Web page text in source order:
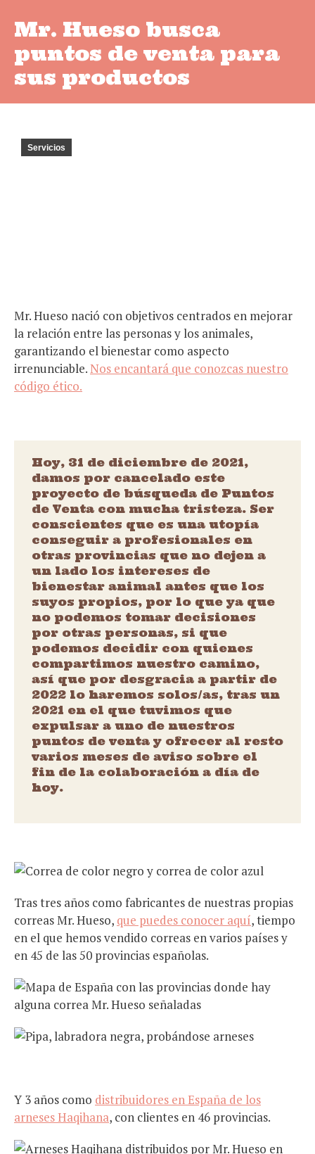
Mr. Hueso busca
puntos de venta para
sus productos
Servicios
Mr. Hueso nació con objetivos centrados en mejorar
la relación entre las personas y los animales,
garantizando el bienestar como aspecto
irrenunciable.Nos encantará que conozcas nuestro
código ético.
Hoy, 31 de diciembre de 2021,
damos por cancelado este
proyecto de búsqueda de Puntos
de Venta con mucha tristeza. Ser
conscientes que es una utopía
conseguir a profesionales en
otras provincias que no dejen a
un lado los intereses de
bienestar animal antes que los
suyos propios, por lo que ya que
no podemos tomar decisiones
por otras personas, si que
podemos decidir con quienes
compartimos nuestro camino,
así que por desgracia a partir de
2022 lo haremos solos/as, tras un
2021 en el que tuvimos que
expulsar a uno de nuestros
puntos de venta y ofrecer al resto
varios meses de aviso sobre el
fin de la colaboración a día de
hoy.
Tras tres años como fabricantes de nuestras propias
correas Mr. Hueso, que puedes conocer aquí, tiempo
en el que hemos vendido correas en varios países y
en 45 de las 50 provincias españolas.
Y 3 años como distribuidores en España de los
arneses Haqihana, con clientes en 46 provincias.